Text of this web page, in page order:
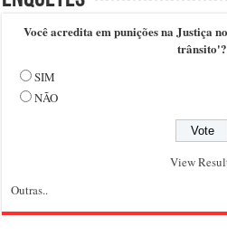
Você acredita em punições na Justiça
trânsito'?
SIM
NÃO
View
Outras..